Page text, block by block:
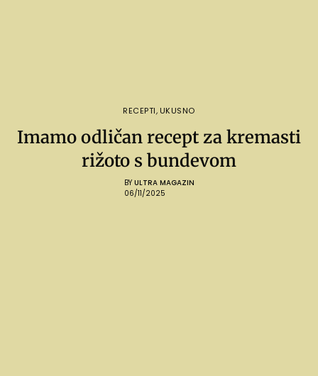
RECEPTI, UKUSNO
Imamo odličan recept za kremasti
rižoto s bundevom
BY ULTRA MAGAZIN
06/11/2025